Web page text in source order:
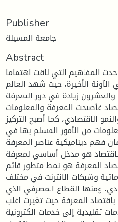
Publisher
جامعة المسيلة
Abstract
المفاهيم التي لاقت اهتماما
الآونة الأخيرة، حيث شهد العالم
والعشرون زيادة في دور المعرفة
فأصبحت المعرفة والمعلومات
الاقتصادي، كما أصبح التركيز
من الأمور المسلم بها في
فهم ديناميكية عناصر المعرفة
هو مدخل أساسي لمعرفة
المعرفة هو نمط متطور قائم
وشبكات الانترنت في مختلف
ومنها القطاع المصرفي الذي
باقتصاد المعرفة حيث تغيرت اغلب
تقليدية إلى خدمات الكترونية .